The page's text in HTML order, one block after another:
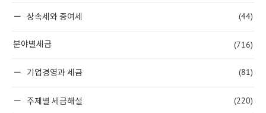
상속세와 증여세 (44)
분야별세금 (716)
기업경영과 세금 (81)
주제별 세금해설 (220)